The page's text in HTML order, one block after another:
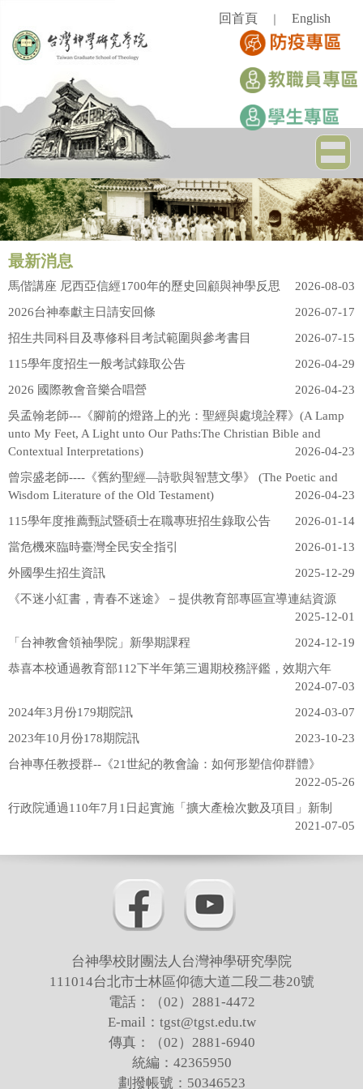
主
區
回首頁 English
最新消息
馬偕講座 尼西亞信經1700年的歷史回顧與神學反思
2026-08-03
2026台神奉獻主日請安回條
2026-07-17
招生共同科目及專修科目考試範圍與參考書目
2026-07-15
115學年度招生一般考試錄取公告
2026-04-29
2026 國際教會音樂合唱營
2026-04-23
吳孟翰老師---《腳前的燈路上的光：聖經與處境詮釋》(A Lamp
unto My Feet, A Light unto Our Paths:The Christian Bible and
Contextual Interpretations)
2026-04-23
曾宗盛老師----《舊約聖經—詩歌與智慧文學》 (The Poetic and
Wisdom Literature of the Old Testament)
2026-04-23
115學年度推薦甄試暨碩士在職專班招生錄取公告
2026-01-14
當危機來臨時臺灣全民安全指引
2026-01-13
外國學生招生資訊
2025-12-29
《不迷小紅書，青春不迷途》－提供教育部專區宣導連結資源
2025-12-01
「台神教會領袖學院」新學期課程
2024-12-19
恭喜本校通過教育部112下半年第三週期校務評鑑，效期六年
2024-07-03
2024年3月份179期院訊
2024-03-07
2023年10月份178期院訊
2023-10-23
台神專任教授群--《21世紀的教會論：如何形塑信仰群體》
2022-05-26
行政院通過110年7月1日起實施「擴大產檢次數及項目」新制
2021-07-05
台神學校財團法人台灣神學研究學院
111014台北市士林區仰德大道二段二巷20號
電話：（02）2881-4472
E-mail：tgst@tgst.edu.tw
傳真：（02）2881-6940
統編：42365950
劃撥帳號：50346523